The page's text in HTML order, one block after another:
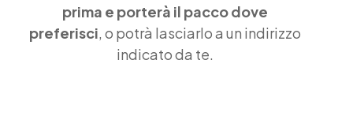
prima e porterà il pacco dove
preferisci, o potrà lasciarlo a un indirizzo
indicato da te.